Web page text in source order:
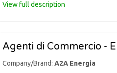
View full description
Agenti di Commercio -
Company/Brand: A2A Energia